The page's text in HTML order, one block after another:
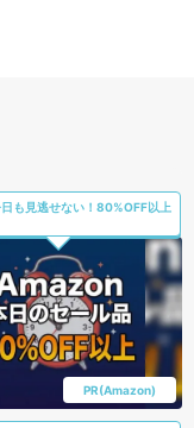
も見逃せない！80%OFF以上
PR(Amazon)